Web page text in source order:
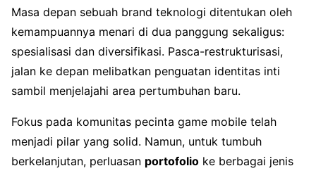
Masa depan sebuah brand teknologi ditentukan oleh
kemampuannya menari di dua panggung sekaligus:
spesialisasi dan diversifikasi. Pasca-restrukturisasi,
jalan ke depan melibatkan penguatan identitas inti
sambil menjelajahi area pertumbuhan baru.
Fokus pada komunitas pecinta game mobile telah
menjadi pilar yang solid. Namun, untuk tumbuh
berkelanjutan, perluasan portofolio ke berbagai jenis